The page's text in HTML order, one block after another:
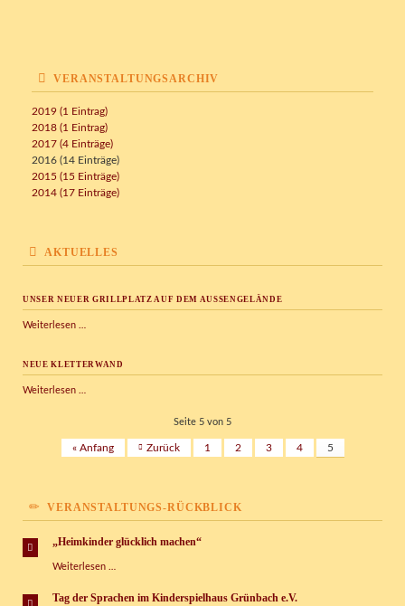
VERANSTALTUNGSARCHIV
2019 (1 Eintrag)
2018 (1 Eintrag)
2017 (4 Einträge)
2016 (14 Einträge)
2015 (15 Einträge)
2014 (17 Einträge)
AKTUELLES
UNSER NEUER GRILLPLATZ AUF DEM AUSSENGELÄNDE
Weiterlesen …
auf
Außengelände
NEUE KLETTERWAND
Weiterlesen …
Seite 5 von 5
« Anfang Zurück 1 2 3 4 5
VERANSTALTUNGS-RÜCKBLICK
„Heimkinder glücklich machen“
Weiterlesen …
machen“
Tag der Sprachen im Kinderspielhaus Grünbach e.V.